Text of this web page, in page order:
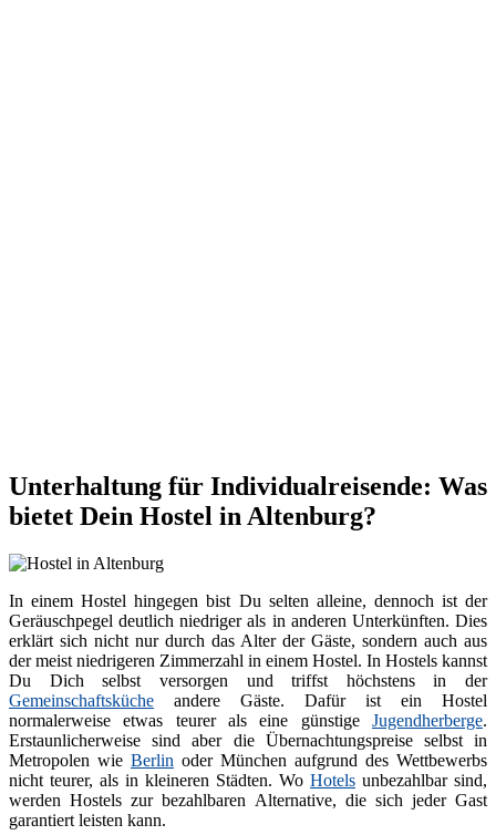
Unterhaltung für Individualreisende: Was
bietet Dein Hostel in Altenburg?
In einem Hostel hingegen bist Du selten alleine, dennoch ist der
Geräuschpegel deutlich niedriger als in anderen Unterkünften. Dies
erklärt sich nicht nur durch das Alter der Gäste, sondern auch aus
der meist niedrigeren Zimmerzahl in einem Hostel. In Hostels kannst
Du Dich selbst versorgen und triffst höchstens in der
Gemeinschaftsküche andere Gäste. Dafür ist ein Hostel
normalerweise etwas teurer als eine günstige Jugendherberge.
Erstaunlicherweise sind aber die Übernachtungspreise selbst in
Metropolen wie Berlin oder München aufgrund des Wettbewerbs
nicht teurer, als in kleineren Städten. Wo Hotels unbezahlbar sind,
werden Hostels zur bezahlbaren Alternative, die sich jeder Gast
garantiert leisten kann.